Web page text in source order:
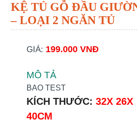
KỆ TỦ GỖ ĐẦU
– LOẠI 2 NGĂN TỦ
GIÁ: 199.000 VNĐ
MÔ TẢ
BAO TEST
KÍCH THƯỚC: 32X 26X
40CM